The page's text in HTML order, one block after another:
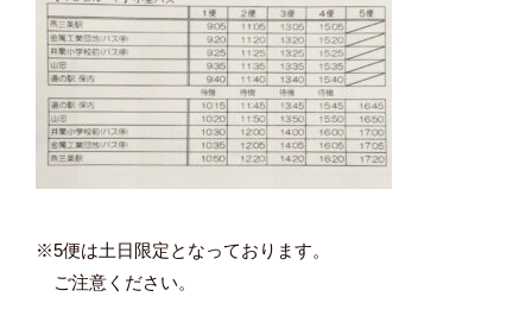
※5便は土日限定となっております。
ご注意ください。